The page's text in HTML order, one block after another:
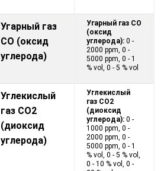
Угарный газ
CO (оксид
углерода)
Угарный газ CO
(оксид
углерода): 0 -
2000 ppm, 0 -
5000 ppm, 0 - 1
% vol, 0 - 5 % vol
Углекислый
газ CO2
(диоксид
углерода)
Углекислый
газ CO2
(диоксид
углерода): 0 -
1000 ppm, 0 -
2000 ppm, 0 -
5000 ppm, 0 - 1
% vol, 0 - 5 % vol,
0 - 10 % vol, 0 -